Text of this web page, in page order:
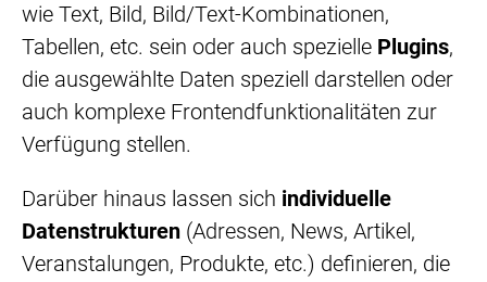
wie Text, Bild, Bild/Text-Kombinationen,
Tabellen, etc. sein oder auch spezielle Plugins,
die ausgewählte Daten speziell darstellen oder
auch komplexe Frontendfunktionalitäten zur
Verfügung stellen.
Darüber hinaus lassen sich individuelle
Datenstrukturen (Adressen, News, Artikel,
Veranstalungen, Produkte, etc.) definieren, die